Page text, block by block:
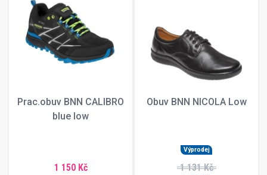
Prac.obuv BNN CALIBRO
blue low
1 150 Kč
Obuv BNN NICOLA Low
Výprodej
1 131 Kč